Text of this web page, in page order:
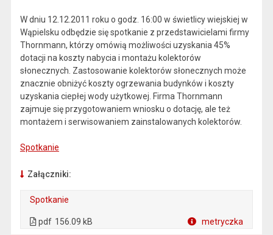
W dniu 12.12.2011 roku o godz. 16:00 w świetlicy wiejskiej w
Wąpielsku odbędzie się spotkanie z przedstawicielami firmy
Thornmann, którzy omówią możliwości uzyskania 45%
dotacji na koszty nabycia i montażu kolektorów
słonecznych. Zastosowanie kolektorów słonecznych może
znacznie obniżyć koszty ogrzewania budynków i koszty
uzyskania ciepłej wody użytkowej. Firma Thornmann
zajmuje się przygotowaniem wniosku o dotację, ale też
montażem i serwisowaniem zainstalowanych kolektorów.
Spotkanie
Załączniki:
Spotkanie
pdf 156.09 kB metryczka